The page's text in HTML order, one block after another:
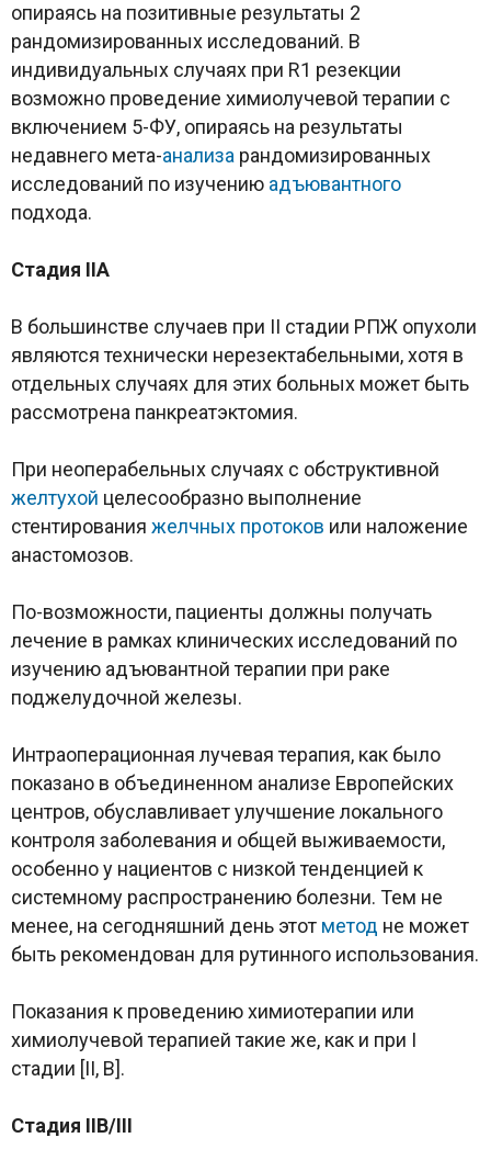
опираясь на позитивные результаты 2
рандомизированных исследований. В
индивидуальных случаях при R1 резекции
возможно проведение химиолучевой терапии с
включением 5-ФУ, опираясь на результаты
недавнего мета-анализа рандомизированных
исследований по изучению адъювантного
подхода.
Стадия IIA
В большинстве случаев при II стадии РПЖ опухоли
являются технически нерезектабельными, хотя в
отдельных случаях для этих больных может быть
рассмотрена панкреатэктомия.
При неоперабельных случаях с обструктивной
желтухой целесообразно выполнение
стентирования желчных протоков или наложение
анастомозов.
По-возможности, пациенты должны получать
лечение в рамках клинических исследований по
изучению адъювантной терапии при раке
поджелудочной железы.
Интраоперационная лучевая терапия, как было
показано в объединенном анализе Европейских
центров, обуславливает улучшение локального
контроля заболевания и общей выживаемости,
особенно у нациентов с низкой тенденцией к
системному распространению болезни. Тем не
менее, на сегодняшний день этот метод не может
быть рекомендован для рутинного использования.
Показания к проведению химиотерапии или
химиолучевой терапией такие же, как и при I
стадии [II, B].
Стадия IIB/III